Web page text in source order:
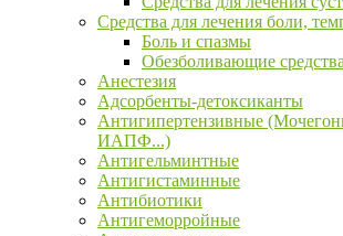
Средства для лечения боли,
Боль и спазмы
Обезболивающие средства
Анестезия
Адсорбенты-детоксиканты
Антигипертензивные
ИАПФ...)
Антигельминтные
Антигистаминные
Антибиотики
Антигеморройные